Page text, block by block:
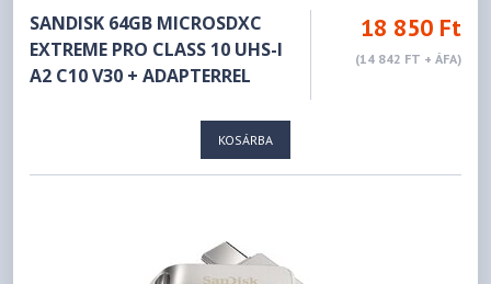
SANDISK 64GB MICROSDXC
EXTREME PRO CLASS 10 UHS-I
A2 C10 V30 + ADAPTERREL
18 850 Ft
(14 842 FT + ÁFA)
KOSÁRBA